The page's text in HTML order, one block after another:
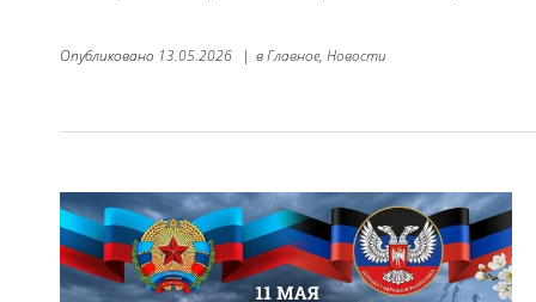
Опубликовано 13.05.2026 | вГлавное, Новости